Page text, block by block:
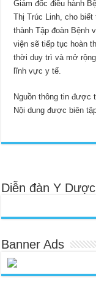
Giám đốc điều hành
Thị Trúc Linh, cho
thành Tập đoàn Bệnh
viện sẽ tiếp tục hoàn
thời duy trì và mở
lĩnh vực y tế.
Nguồn thông tin được
Nội dung được biên
Diễn đàn Y
Banner Ads